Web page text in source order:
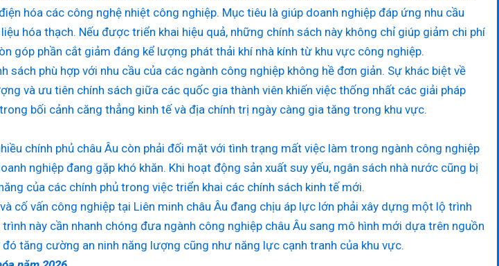
hóa các công nghệ nhiệt công nghiệp. Mục tiêu là giúp doanh nghiệp đáp ứng nhu cầu
hóa thạch. Nếu được triển khai hiệu quả, những chính sách này không chỉ giúp giảm chi phí
góp phần cắt giảm đáng kể lượng phát thải khí nhà kính từ khu vực công nghiệp.
sách phù hợp với nhu cầu của các ngành công nghiệp không hề đơn giản. Sự khác biệt về
và ưu tiên chính sách giữa các quốc gia thành viên khiến việc thống nhất các giải pháp
bối cảnh căng thẳng kinh tế và địa chính trị ngày càng gia tăng trong khu vực.
chính phủ châu Âu còn phải đối mặt với tình trạng mất việc làm trong ngành công nghiệp
nghiệp đang gặp khó khăn. Khi hoạt động sản xuất suy yếu, ngân sách nhà nước cũng bị
của các chính phủ trong việc triển khai các chính sách kinh tế mới.
cố vấn công nghiệp tại Liên minh châu Âu đang chịu áp lực lớn phải xây dựng một lộ trình
này cần nhanh chóng đưa ngành công nghiệp châu Âu sang mô hình mới dựa trên nguồn
tăng cường an ninh năng lượng cũng như năng lực cạnh tranh của khu vực.